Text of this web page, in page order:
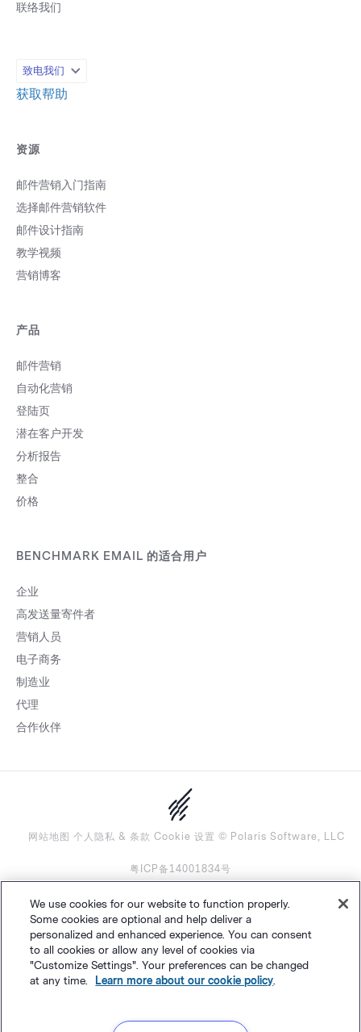
联络我们
致电我们
获取帮助
资源
邮件营销入门指南
选择邮件营销软件
邮件设计指南
教学视频
营销博客
产品
邮件营销
自动化营销
登陆页
潜在客户开发
分析报告
整合
价格
BENCHMARK EMAIL 的适合用户
企业
高发送量寄件者
营销人员
电子商务
制造业
代理
合作伙伴
网站地图 个人隐私 & 条款 Cookie 设置 © Polaris Software, LLC
粤ICP备14001834号
We use cookies for our website to function properly.
Some cookies are optional and help deliver a
personalized and enhanced experience. You can consent
to all cookies or allow any level of cookies via
"Customize Settings". Your preferences can be changed
at any time.
Learn more about our cookie policy.